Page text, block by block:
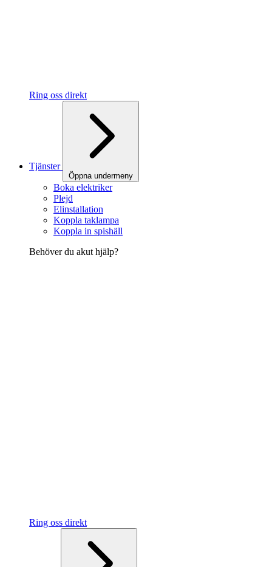
Ring oss direkt
Tjänster
Öppna undermeny
Boka elektriker
Plejd
Elinstallation
Koppla taklampa
Koppla in spishäll
Behöver du akut hjälp?
Ring oss direkt